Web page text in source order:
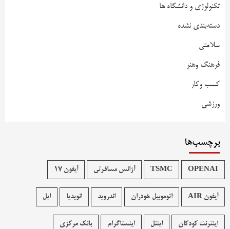
تکنولوژی و دانشگاه ها
دسته‌بندی نشده
سلامتی
فرهنگ وهنر
کسب وکار
ورزشی
برچسب‌ها
OPENAI
TSMC آژانس مسافرتی آیفون 17
آیفون AIR اتوموبیل خودران اندروید انویدیا اپل
اینترنت کودکان اینتل اینستاگرام بانک مرکزی